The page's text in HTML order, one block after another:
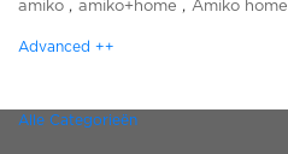
amiko
amiko+home Amiko home
Advanced ++
Alle Categorieën